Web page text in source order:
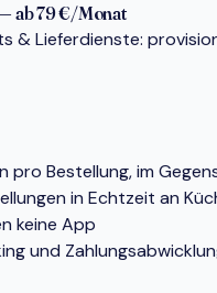
ab 79 €/Monat
& Lieferdienste:
Bestellung, im
in Echtzeit an
keine App
und